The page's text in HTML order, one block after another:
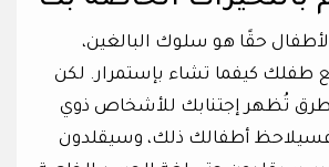
الأطفال حقًا هو سلوك البالغين،
طفلك كيفما تشاء بإستمرار. لكن
تُظهر إجتنابك للأشخاص ذوي
فسيلاحظ أطفالك ذلك، وسيقلدون